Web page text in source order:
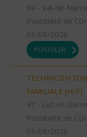
94 - Val-de-
Possibilité de
01/08/2026
POSTULER
TECHNICIEN
FAMILIALE (H/F)
47 - Lot-et-
Possibilité de
01/08/2026